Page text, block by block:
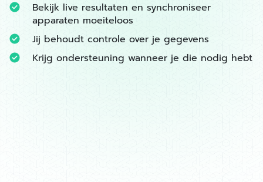
Bekijk live resultaten en synchroniseer
apparaten moeiteloos
Jij behoudt controle over je gegevens
Krijg ondersteuning wanneer je die nodig hebt